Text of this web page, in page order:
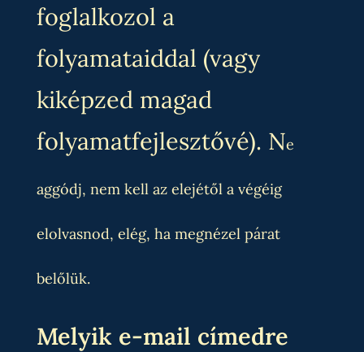
foglalkozol a
folyamataiddal (vagy
kiképzed magad
folyamatfejlesztővé). Ne
aggódj, nem kell az elejétől a végéig
elolvasnod, elég, ha megnézel párat
belőlük.
Melyik e-mail címedre